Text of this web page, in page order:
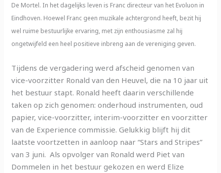
De Mortel. In het dagelijks leven is Franc directeur van het Evoluon in
Eindhoven. Hoewel Franc geen muzikale achtergrond heeft, bezit hij
wel ruime bestuurlijke ervaring, met zijn enthousiasme zal hij
ongetwijfeld een heel positieve inbreng aan de vereniging geven.
Tijdens de vergadering werd afscheid genomen van
vice-voorzitter Ronald van den Heuvel, die na 10 jaar uit
het bestuur stapt. Ronald heeft daarin verschillende
taken op zich genomen: onderhoud instrumenten, oud
papier, vice-voorzitter, interim-voorzitter en voorzitter
van de Experience commissie. Gelukkig blijft hij dit
laatste voortzetten in aanloop naar “Stars and Stripes”
van 3 juni. Als opvolger van Ronald werd Piet van
Dommelen in het bestuur gekozen en werd Elize